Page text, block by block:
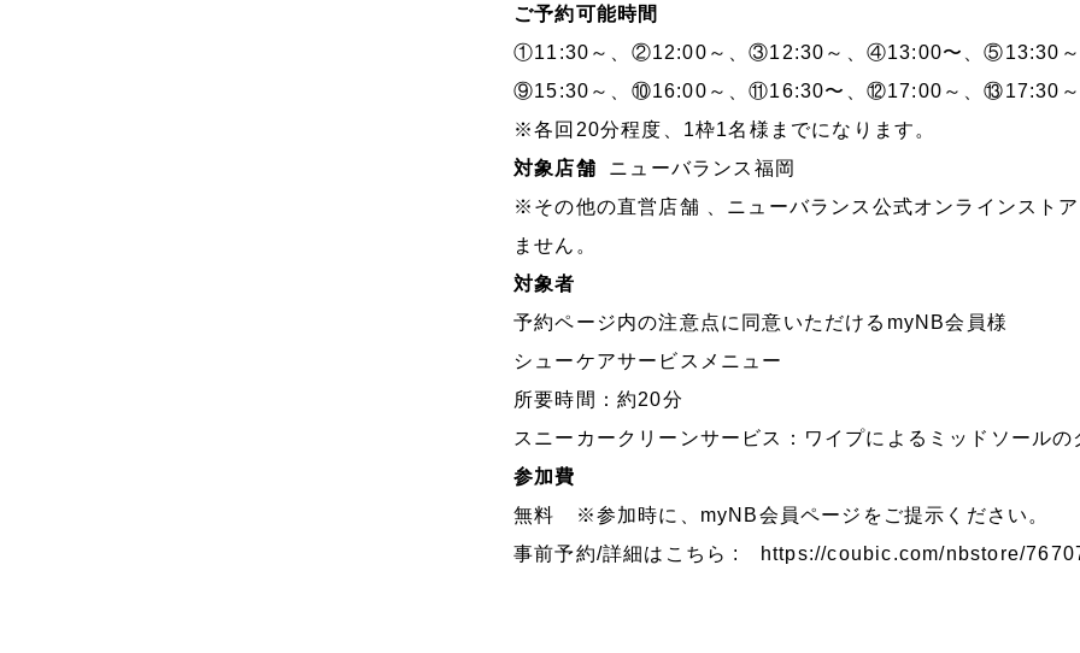
ご予約可能時間
①11:30～、②12:00～、③12:30～、④13:00〜、⑤13:30
⑨15:30～、⑩16:00～、⑪16:30〜、⑫17:00～、⑬17:30～
※各回20分程度、1枠1名様までになります。
対象店舗 ニューバランス福岡
※その他の直営店舗 、ニューバランス公式オンラインスト
ません。
対象者
予約ページ内の注意点に同意いただけるmyNB会員様
シューケアサービスメニュー
所要時間：約20分
スニーカークリーンサービス：ワイプによるミッドソール
参加費
無料 ※参加時に、myNB会員ページをご提示ください。
事前予約/詳細はこちら :
https://coubic.com/nbstore/